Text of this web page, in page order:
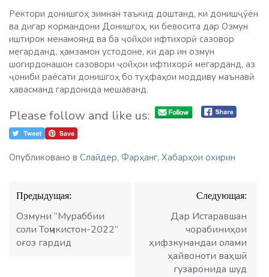
Ректори донишгоҳ зимнан таъкид доштанд, ки донишҷӯён
ва дигар кормандони Донишгоҳ, ки бевосита дар Озмун
иштирок менамоянд ва ба ҷойҳои ифтихорӣ сазовор
мегарданд, ҳамзамон устодоне, ки дар ин озмун
шогирдонашон сазовори ҷойҳои ифтихорӣ мегарданд, аз
ҷониби раёсати донишгоҳ бо туҳфаҳои моддиву маънавӣ
ҳавасманд гардонида мешаванд.
Please follow and like us:
Опубликовано в Слайдер, Фарҳанг, Хабарҳои охирин
Навигация
по
записям
Предыдущая:
Озмуни “Мураббии
соли Тоҷикистон-2022”
оғоз гардид
Следующая:
Дар Истаравшан
чорабиниҳои
ҳифзкунандаи олами
ҳайвоноти ваҳшӣ
гузаронида шуд